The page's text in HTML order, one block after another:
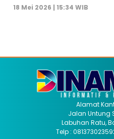
18 Mei 2026 | 15:34 WIB
Alamat
Jalan Untung
Labuhan Ratu,
Telp :